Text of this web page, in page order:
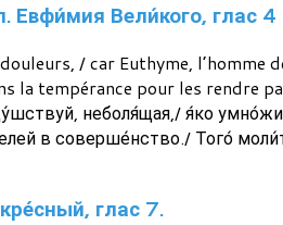
Вели́кого, глас 4
/ car Euthyme, l’homme
la tempérance pour les rendre
неболя́щая,/ я́ко
в соверше́нство./ Того́
глас 7.